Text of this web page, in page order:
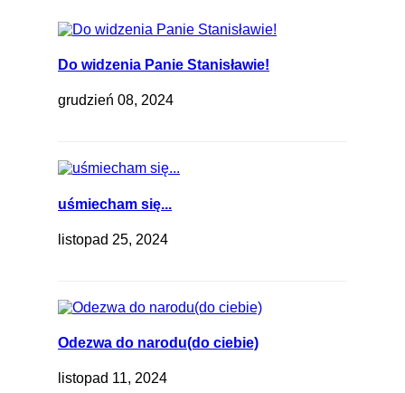
Do widzenia Panie Stanisławie!
grudzień 08, 2024
uśmiecham się...
listopad 25, 2024
Odezwa do narodu(do ciebie)
listopad 11, 2024